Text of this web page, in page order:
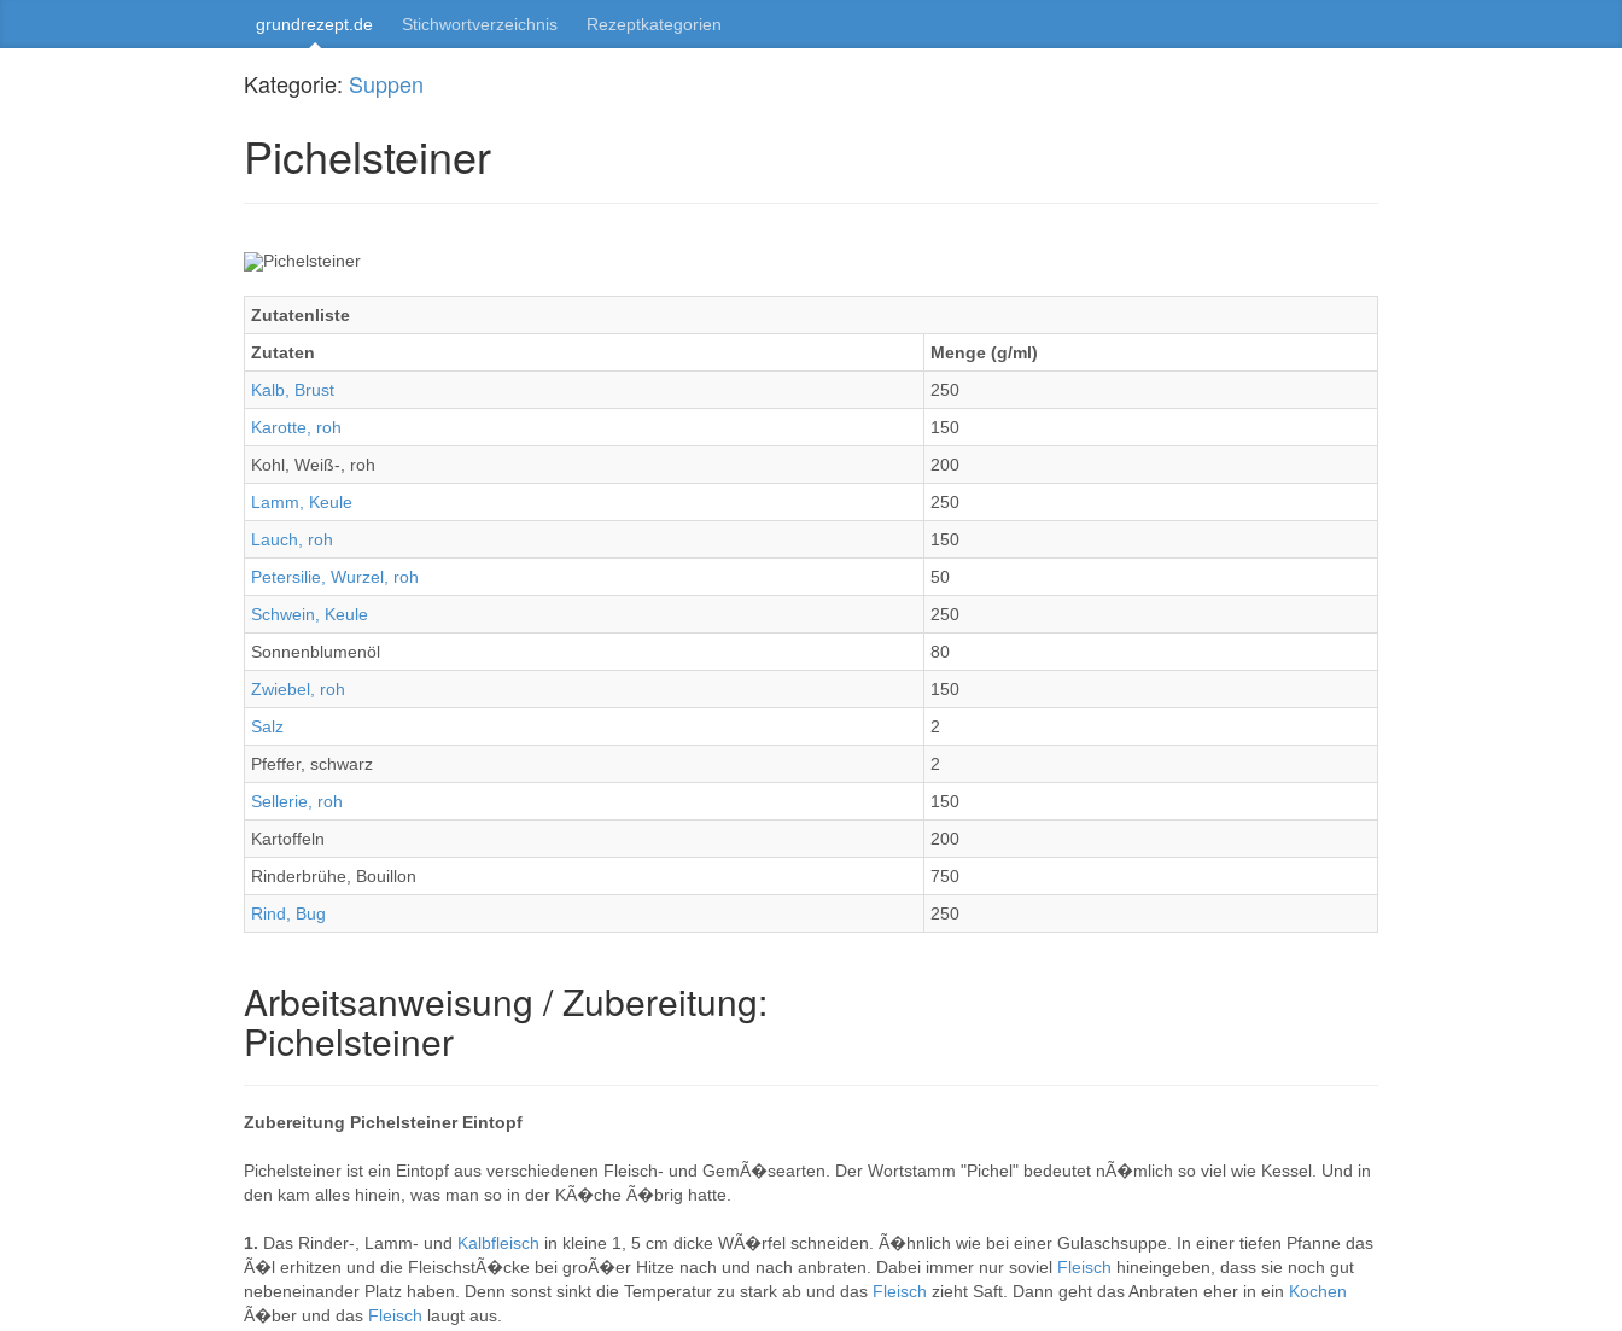
grundrezept.de Stichwortverzeichnis Rezeptkategorien
Kategorie: Suppen
Pichelsteiner
Zutatenliste
Zutaten
Menge (g/ml)
Kalb, Brust
250
Karotte, roh
150
Kohl, Weiß-, roh
200
Lamm, Keule
250
Lauch, roh
150
Petersilie, Wurzel, roh
50
Schwein, Keule
250
Sonnenblumenöl
80
Zwiebel, roh
150
Salz
2
Pfeffer, schwarz
2
Sellerie, roh
150
Kartoffeln
200
Rinderbrühe, Bouillon
750
Rind, Bug
250
Arbeitsanweisung / Zubereitung:
Pichelsteiner
Zubereitung Pichelsteiner Eintopf
Pichelsteiner ist ein Eintopf aus verschiedenen Fleisch- und GemÃ�searten. Der Wortstamm "Pichel" bedeutet nÃ�mlich so viel wie Kessel. Und in
den kam alles hinein, was man so in der KÃ�che Ã�brig hatte.
1. Das Rinder-, Lamm- und Kalbfleisch in kleine 1, 5 cm dicke WÃ�rfel schneiden. Ã�hnlich wie bei einer Gulaschsuppe. In einer tiefen Pfanne das
Ã�l erhitzen und die FleischstÃ�cke bei groÃ�er Hitze nach und nach anbraten. Dabei immer nur soviel Fleisch hineingeben, dass sie noch gut
nebeneinander Platz haben. Denn sonst sinkt die Temperatur zu stark ab und das Fleisch zieht Saft. Dann geht das Anbraten eher in ein Kochen
Ã�ber und das Fleisch laugt aus.